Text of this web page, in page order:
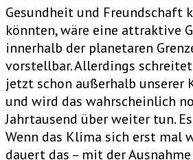
Gesundheit und Freundschaft
könnten, wäre eine attraktive
innerhalb der planetaren
vorstellbar. Allerdings
jetzt schon außerhalb unserer
und wird das wahrscheinlich
Jahrtausend über weiter tun.
Wenn das Klima sich erst mal
dauert das – mit der